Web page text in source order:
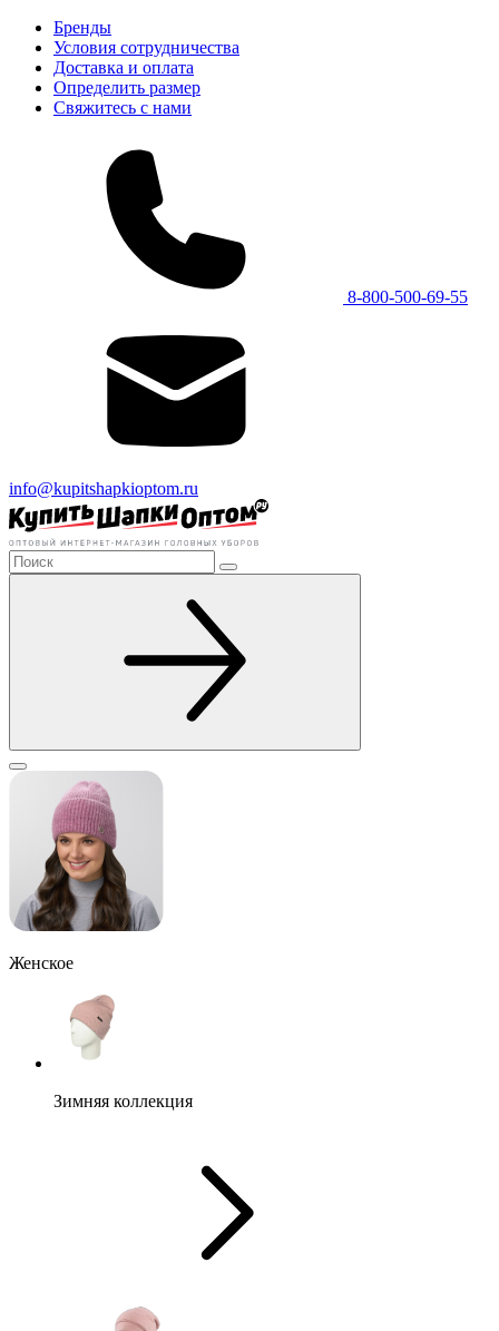
Бренды
Условия сотрудничества
Доставка и оплата
Определить размер
Свяжитесь с нами
8-800-500-69-55
info@kupitshapkioptom.ru
Женское
Зимняя коллекция